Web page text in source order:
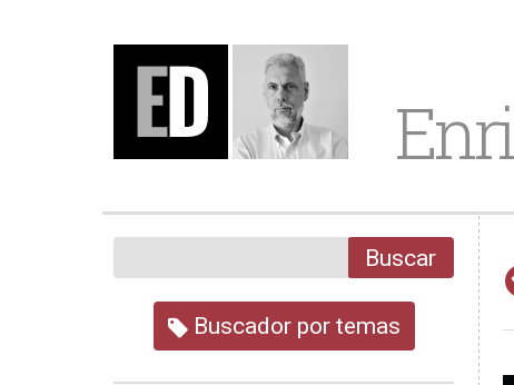
Buscar
Buscador por temas